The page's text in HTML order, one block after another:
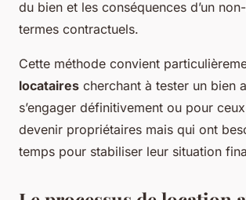
du bien et les conséquences d’un
termes contractuels.
Cette méthode convient
locataires cherchant à tester un bien
s’engager définitivement ou pour
devenir propriétaires mais qui ont
temps pour stabiliser leur situation